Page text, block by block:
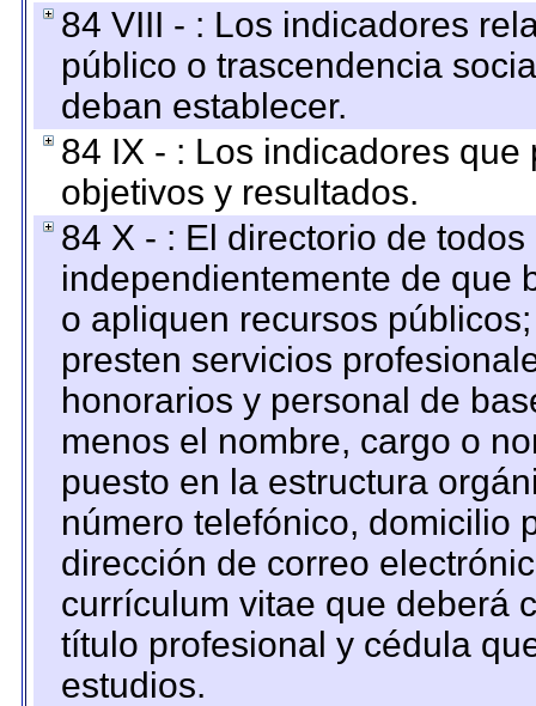
84 VIII - : Los indicadores
público o trascendencia
deban establecer.
84 IX - : Los indicadores
objetivos y resultados.
84 X - : El directorio de
independientemente de que
o apliquen recursos
presten servicios
honorarios y personal de
menos el nombre, cargo o
puesto en la estructura
número telefónico, domicilio
dirección de correo
currículum vitae que deberá
título profesional y cédula
estudios.